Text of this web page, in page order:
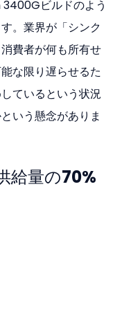
ビルドのよう
。業界が「シンク
費者が何も所有せ
な限り遅らせるた
ているという状況
いう懸念がありま
給量の70%